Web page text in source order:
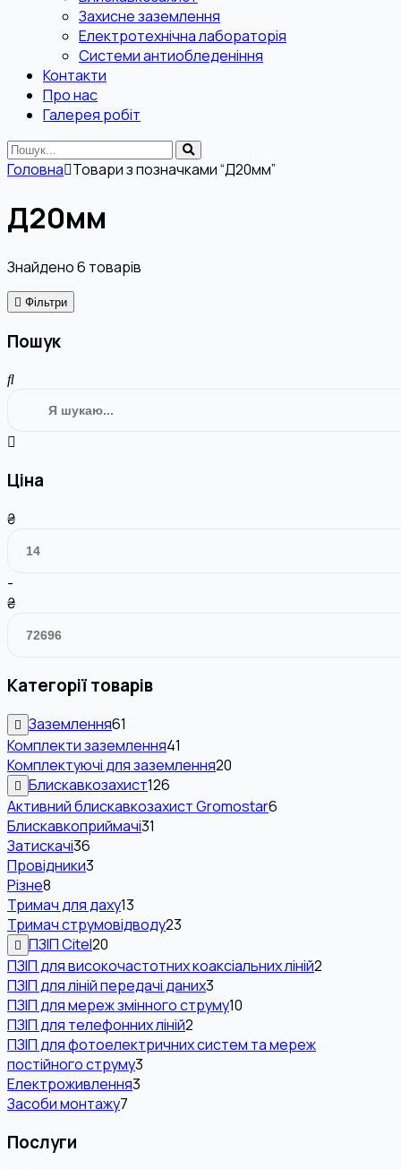
Захисне заземлення
Електротехнічна лабораторія
Системи антиобледеніння
Контакти
Про нас
Галерея робіт
Головна Товари з позначками “Д20мм”
Д20мм
Знайдено6 товарів
Фільтри
Пошук
Ціна
₴
-
₴
Категорії товарів
Заземлення61
Комплекти заземлення41
Комплектуючі для заземлення20
Блискавкозахист126
Активний блискавкозахист Gromostar6
Блискавкоприймачі31
Затискачі36
Провідники3
Різне8
Тримач для даху13
Тримач струмовідводу23
ПЗІП Citel20
ПЗІП для високочастотних коаксіальних ліній2
ПЗІП для ліній передачі даних3
ПЗІП для мереж змінного струму10
ПЗІП для телефонних ліній2
ПЗІП для фотоелектричних систем та мереж
постійного струму3
Електроживлення3
Засоби монтажу7
Послуги